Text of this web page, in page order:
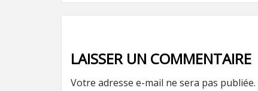
LAISSER UN COMMENTAIRE
Votre adresse e-mail ne sera pas publiée.